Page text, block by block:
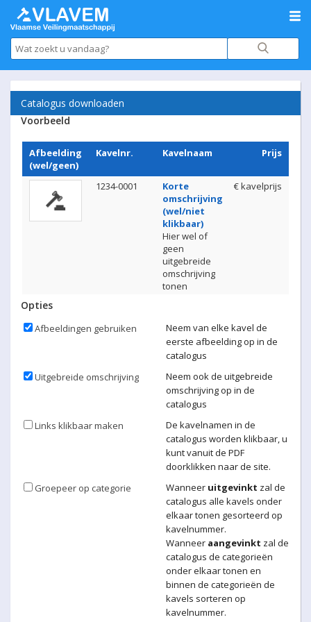
Catalogus downloaden
Voorbeeld
Afbeelding
(wel/geen)
Kavelnr. Kavelnaam Prijs
1234-0001
Korte
omschrijving
(wel/niet
klikbaar)
Hier wel of
geen
uitgebreide
omschrijving
tonen
€ kavelprijs
Opties
Afbeeldingen gebruiken
Neem van elke kavel de
eerste afbeelding op in de
catalogus
Uitgebreide omschrijving
Neem ook de uitgebreide
omschrijving op in de
catalogus
Links klikbaar maken
De kavelnamen in de
catalogus worden klikbaar, u
kunt vanuit de PDF
doorklikken naar de site.
Groepeer op categorie
Wanneer uitgevinkt zal de
catalogus alle kavels onder
elkaar tonen gesorteerd op
kavelnummer.
Wanneer aangevinkt zal de
catalogus de categorieën
onder elkaar tonen en
binnen de categorieën de
kavels sorteren op
kavelnummer.